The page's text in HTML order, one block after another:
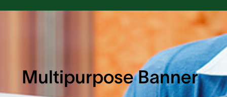
Multipurpose Banner